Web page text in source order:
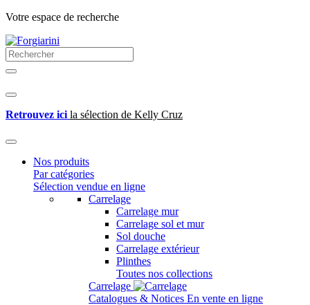
Votre espace de recherche
Retrouvez ici la sélection de Kelly Cruz
Nos produits
Par catégories
Sélection vendue en ligne
Carrelage
Carrelage mur
Carrelage sol et mur
Sol douche
Carrelage extérieur
Plinthes
Toutes nos collections
Carrelage
Catalogues & Notices En vente en ligne